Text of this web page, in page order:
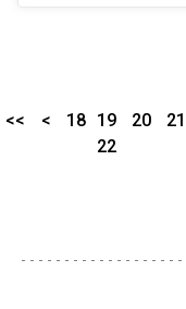
<< < 18 19 20
21
22